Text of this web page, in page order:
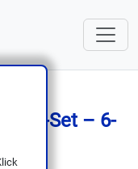
Set – 6-